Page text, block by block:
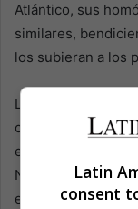
Atlántico, sus
similares,
los subieran a los
La cooperación
cultural suele
españolas
Nacional de
exportación que
Latin
consent